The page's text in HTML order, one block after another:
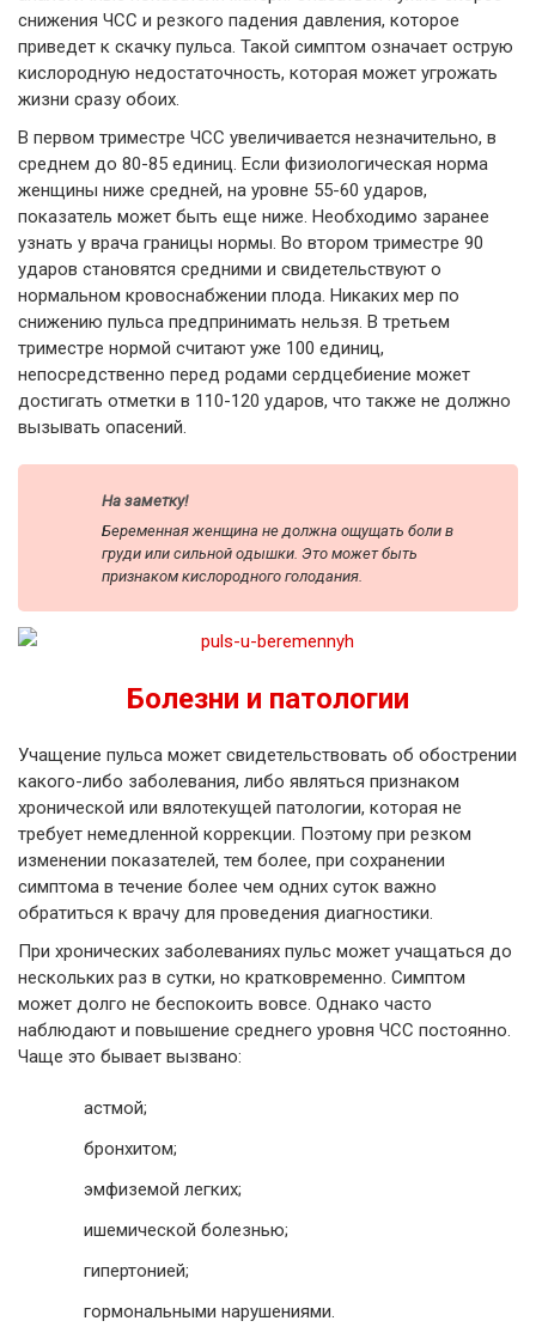
снижения ЧСС и резкого падения давления, которое
приведет к скачку пульса. Такой симптом означает острую
кислородную недостаточность, которая может угрожать
жизни сразу обоих.
В первом триместре ЧСС увеличивается незначительно, в
среднем до 80-85 единиц. Если физиологическая норма
женщины ниже средней, на уровне 55-60 ударов,
показатель может быть еще ниже. Необходимо заранее
узнать у врача границы нормы. Во втором триместре 90
ударов становятся средними и свидетельствуют о
нормальном кровоснабжении плода. Никаких мер по
снижению пульса предпринимать нельзя. В третьем
триместре нормой считают уже 100 единиц,
непосредственно перед родами сердцебиение может
достигать отметки в 110-120 ударов, что также не должно
вызывать опасений.
На заметку!
Беременная женщина не должна ощущать боли в
груди или сильной одышки. Это может быть
признаком кислородного голодания.
Болезни и патологии
Учащение пульса может свидетельствовать об обострении
какого-либо заболевания, либо являться признаком
хронической или вялотекущей патологии, которая не
требует немедленной коррекции. Поэтому при резком
изменении показателей, тем более, при сохранении
симптома в течение более чем одних суток важно
обратиться к врачу для проведения диагностики.
При хронических заболеваниях пульс может учащаться до
нескольких раз в сутки, но кратковременно. Симптом
может долго не беспокоить вовсе. Однако часто
наблюдают и повышение среднего уровня ЧСС постоянно.
Чаще это бывает вызвано:
астмой;
бронхитом;
эмфиземой легких;
ишемической болезнью;
гипертонией;
гормональными нарушениями.